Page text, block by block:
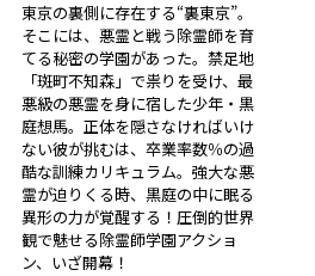
東京の裏側に存在する“裏東京”。
そこには、悪霊と戦う除霊師を育
てる秘密の学園があった。禁足地
「斑町不知森」で祟りを受け、最
悪級の悪霊を身に宿した少年・黒
庭想馬。正体を隠さなければいけ
ない彼が挑むは、卒業率数％の過
酷​な訓練カリキュラム。強大な悪
霊が迫りくる時、黒庭の中に眠る
異形の力が覚醒する！圧倒的世界
観で魅せる除霊師学園アクショ
ン、いざ開幕！